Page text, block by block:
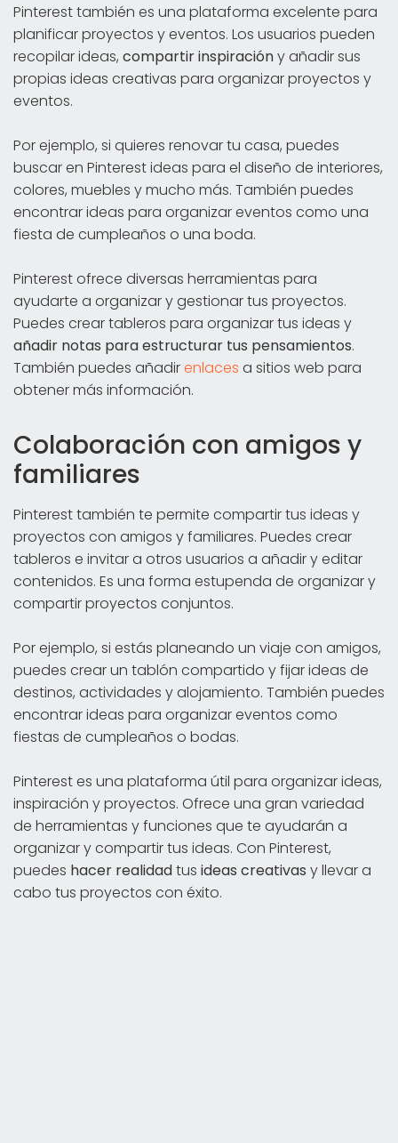
Pinterest también es una plataforma excelente para
planificar proyectos y eventos. Los usuarios pueden
recopilar ideas, compartir inspiracióny añadir sus
propias ideas creativas para organizar proyectos y
eventos.
Por ejemplo, si quieres renovar tu casa, puedes
buscar en Pinterest ideas para el diseño de interiores,
colores, muebles y mucho más. También puedes
encontrar ideas para organizar eventos como una
fiesta de cumpleaños o una boda.
Pinterest ofrece diversas herramientas para
ayudarte a organizar y gestionar tus proyectos.
Puedes crear tableros para organizar tus ideas y
añadir notas para estructurar tus pensamientos.
También puedes añadirenlaces a sitios web para
obtener más información.
Colaboración con amigos y
familiares
Pinterest también te permite compartir tus ideas y
proyectos con amigos y familiares. Puedes crear
tableros e invitar a otros usuarios a añadir y editar
contenidos. Es una forma estupenda de organizar y
compartir proyectos conjuntos.
Por ejemplo, si estás planeando un viaje con amigos,
puedes crear un tablón compartido y fijar ideas de
destinos, actividades y alojamiento. También puedes
encontrar ideas para organizar eventos como
fiestas de cumpleaños o bodas.
Pinterest es una plataforma útil para organizar ideas,
inspiración y proyectos. Ofrece una gran variedad
de herramientas y funciones que te ayudarán a
organizar y compartir tus ideas. Con Pinterest,
puedes hacer realidadtus ideas creativas y llevar a
cabo tus proyectos con éxito.